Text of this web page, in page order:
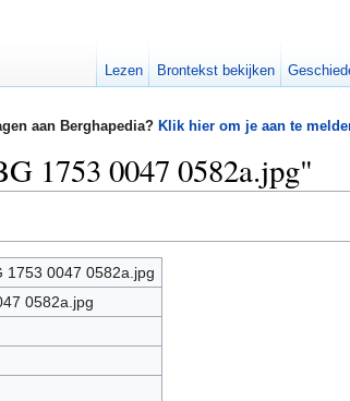
aan Berghapedia? Klik hier om je aan te
1753 0047 0582a.jpg"
1753 0047 0582a.jpg
0582a.jpg
Lezen Brontekst bekijken